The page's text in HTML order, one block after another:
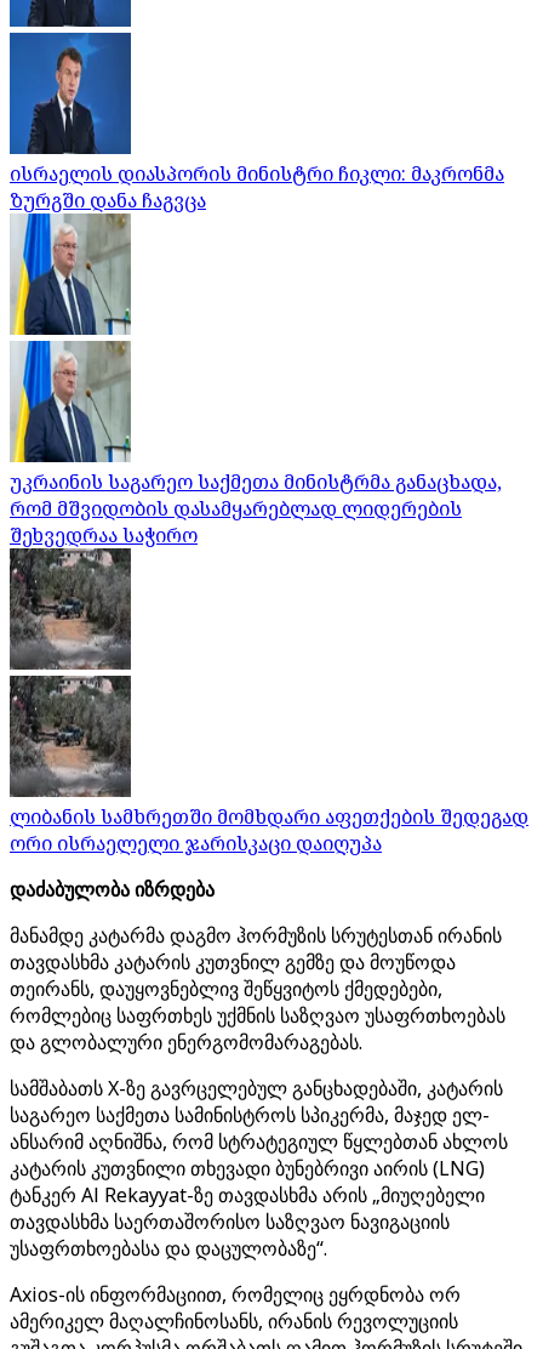
ისრაელის დიასპორის მინისტრი ჩიკლი: მაკრონმა
ზურგში დანა ჩაგვცა
უკრაინის საგარეო საქმეთა მინისტრმა განაცხადა,
რომ მშვიდობის დასამყარებლად ლიდერების
შეხვედრაა საჭირო
ლიბანის სამხრეთში მომხდარი აფეთქების შედეგად
ორი ისრაელელი ჯარისკაცი დაიღუპა
დაძაბულობა იზრდება
მანამდე კატარმა დაგმო ჰორმუზის სრუტესთან ირანის
თავდასხმა კატარის კუთვნილ გემზე და მოუწოდა
თეირანს, დაუყოვნებლივ შეწყვიტოს ქმედებები,
რომლებიც საფრთხეს უქმნის საზღვაო უსაფრთხოებას
და გლობალური ენერგომომარაგებას.
სამშაბათს X-ზე გავრცელებულ განცხადებაში, კატარის
საგარეო საქმეთა სამინისტროს სპიკერმა, მაჯედ ელ-
ანსარიმ აღნიშნა, რომ სტრატეგიულ წყლებთან ახლოს
კატარის კუთვნილი თხევადი ბუნებრივი აირის (LNG)
ტანკერ Al Rekayyat-ზე თავდასხმა არის „მიუღებელი
თავდასხმა საერთაშორისო საზღვაო ნავიგაციის
უსაფრთხოებასა და დაცულობაზე“.
Axios-ის ინფორმაციით, რომელიც ეყრდნობა ორ
ამერიკელ მაღალჩინოსანს, ირანის რევოლუციის